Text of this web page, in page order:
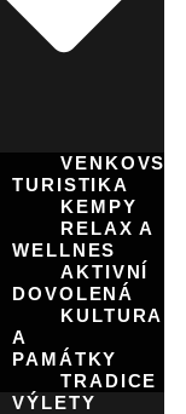
TURISTIKA
KEMPY
RELAX A
WELLNES
AKTIVNÍ
DOVOLENÁ
KULTURA
A
PAMÁTKY
TRADICE
VÝLETY